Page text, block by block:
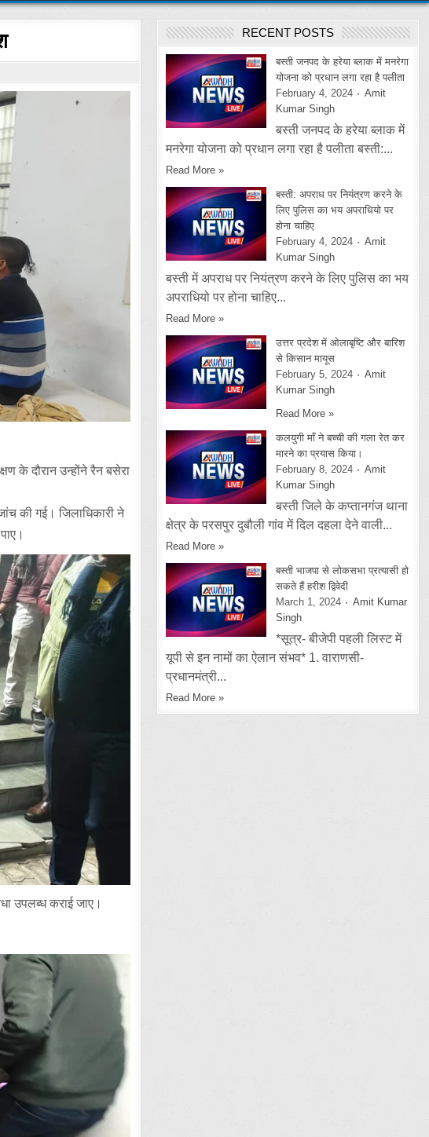
के दौरान उन्होंने रैन बसेरा
की गई। जिलाधिकारी ने
उपलब्ध कराई जाए।
RECENT POSTS
बस्ती जनपद के हरेया ब्लाक में मनरेगा
योजना को प्रधान लगा रहा है पलीता
February 4, 2024
Amit
Kumar Singh
बस्ती जनपद के हरेया ब्लाक में
मनरेगा योजना को प्रधान लगा रहा है पलीता बस्ती:...
Read More »
बस्ती: अपराध पर नियंत्रण करने के
लिए पुलिस का भय अपराधियो पर
होना चाहिए
February 4, 2024
Amit
Kumar Singh
बस्ती में अपराध पर नियंत्रण करने के लिए पुलिस का भय
अपराधियो पर होना चाहिए...
Read More »
उत्तर प्रदेश में ओलाबृष्टि और बारिश
से किसान मायूस
February 5, 2024
Amit
Kumar Singh
Read More »
कलयुगी माँ ने बच्ची की गला रेत कर
मारने का प्रयास किया।
February 8, 2024
Amit
Kumar Singh
बस्ती जिले के कप्तानगंज थाना
क्षेत्र के परसपुर दुबौली गांव में दिल दहला देने वाली...
Read More »
बस्ती भाजपा से लोकसभा प्रत्यासी हो
सकते हैं हरीश द्विवेदी
March 1, 2024
Amit Kumar
Singh
*सूत्र- बीजेपी पहली लिस्ट में
यूपी से इन नामों का ऐलान संभव* 1. वाराणसी-
प्रधानमंत्री...
Read More »